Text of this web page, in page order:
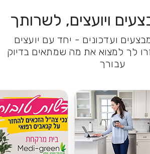
ויועצים, לשרותך
ועדכונים - יחד עם יועצים
לך למצוא את מה שמתאים בדיוק
עבורך